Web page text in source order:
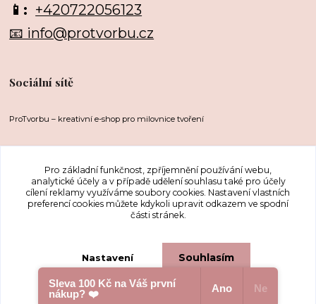
📱: +420722056123
📧 info@protvorbu.cz
Sociální sítě
ProTvorbu – kreativní e-shop pro milovnice tvoření
Upravit sběr cookies.
...protože nás to baví
Vytvořeno na
Pro základní funkčnost, zpříjemnění používání webu,
analytické účely a v případě udělení souhlasu také pro účely
cílení reklamy využíváme soubory cookies. Nastavení vlastních
preferencí cookies můžete kdykoli upravit odkazem ve spodní
části stránek.
Nastavení Souhlasím
Souhlas můžete odmítnout
Sleva 100 Kč na Váš první
nákup? ❤️
Ano Ne